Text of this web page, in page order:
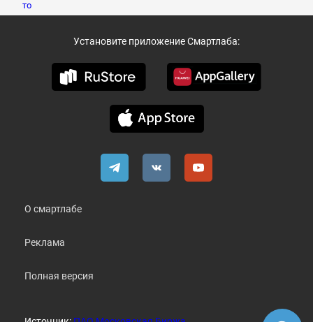
Установите приложение Смартлаба:
О смартлабе
Реклама
Полная версия